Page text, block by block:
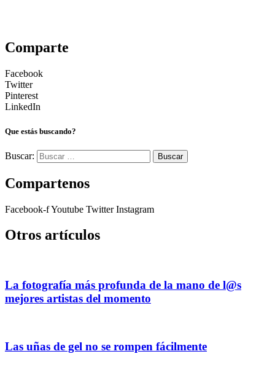
Comparte
Facebook
Twitter
Pinterest
LinkedIn
Que estás buscando?
Buscar:
Compartenos
Facebook-fYoutube Twitter Instagram
Otros artículos
La fotografía más profunda de la mano de l@s
mejores artistas del momento
Las uñas de gel no se rompen fácilmente